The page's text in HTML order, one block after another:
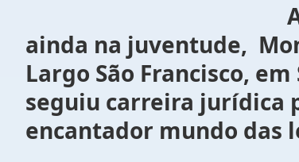
Apesar da
ainda na juventude,
Largo São Francisco,
seguiu carreira jurídica
encantador mundo das